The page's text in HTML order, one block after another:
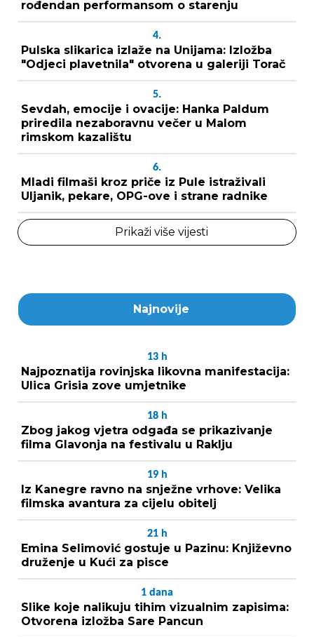
rođendan performansom o starenju
4.
Pulska slikarica izlaže na Unijama: Izložba
"Odjeci plavetnila" otvorena u galeriji Torač
5.
Sevdah, emocije i ovacije: Hanka Paldum
priredila nezaboravnu večer u Malom
rimskom kazalištu
6.
Mladi filmaši kroz priče iz Pule istraživali
Uljanik, pekare, OPG-ove i strane radnike
Prikaži više vijesti
Najnovije
13 h
Najpoznatija rovinjska likovna manifestacija:
Ulica Grisia zove umjetnike
18 h
Zbog jakog vjetra odgađa se prikazivanje
filma Glavonja na festivalu u Raklju
19 h
Iz Kanegre ravno na snježne vrhove: Velika
filmska avantura za cijelu obitelj
21 h
Emina Selimović gostuje u Pazinu: Književno
druženje u Kući za pisce
1 dana
Slike koje nalikuju tihim vizualnim zapisima:
Otvorena izložba Sare Pancun